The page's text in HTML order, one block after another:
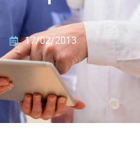
17/02/2013